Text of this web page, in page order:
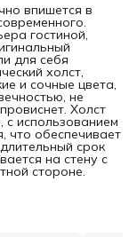
впишется в
гостиной,
для себя
холст,
и сочные цвета,
не
Холст
использованием
что обеспечивает
срок
на стену с
стороне.